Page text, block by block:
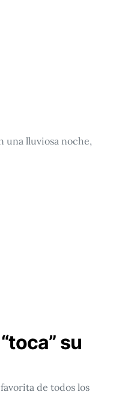
una lluviosa noche,
su
de todos los